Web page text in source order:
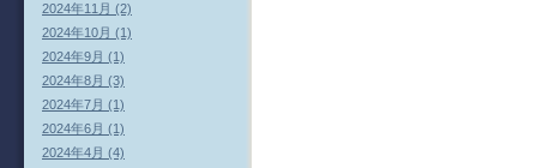
2024年11月 (2)
2024年10月 (1)
2024年9月 (1)
2024年8月 (3)
2024年7月 (1)
2024年6月 (1)
2024年4月 (4)